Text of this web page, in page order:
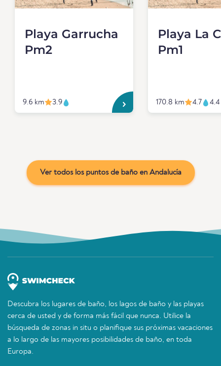
Playa Garrucha
Pm2
9.6 km 3.9
Playa La
Pm1
170.8 km 4.7 4.4
Ver todos los puntos de baño en Andalucía
Descubra los lugares de baño, los lagos de baño y las playas
cerca de usted y de forma más fácil que nunca. Utilice la
búsqueda de zonas in situ o planifique sus próximas vacaciones
a lo largo de las mayores posibilidades de baño, en toda
Europa.